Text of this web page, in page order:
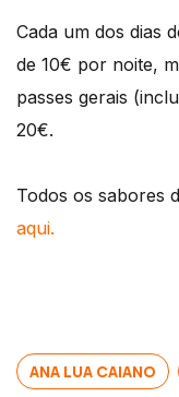
Cada um dos dias
de 10€ por noite,
passes gerais
20€.
Todos os sabores
aqui.
ANA LUA CAIANO